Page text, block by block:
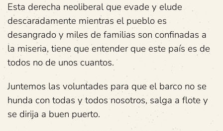
Esta derecha neoliberal que evade y elude
descaradamente mientras el pueblo es
desangrado y miles de familias son confinadas a
la miseria, tiene que entender que este país es de
todos no de unos cuantos.
Juntemos las voluntades para que el barco no se
hunda con todas y todos nosotros, salga a flote y
se dirija a buen puerto.